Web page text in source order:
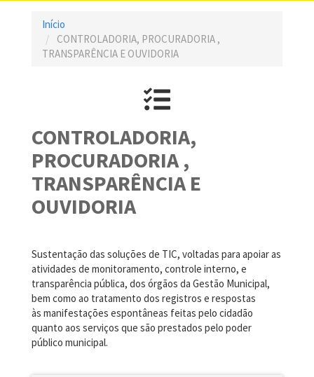
Início
CONTROLADORIA, PROCURADORIA ,
TRANSPARÊNCIA E OUVIDORIA
CONTROLADORIA,
PROCURADORIA ,
TRANSPARÊNCIA E
OUVIDORIA
Sustentação das soluções de TIC, voltadas para apoiar as
atividades de monitoramento, controle interno, e
transparência pública, dos órgãos da Gestão Municipal,
bem como ao tratamento dos registros e respostas
às manifestações espontâneas feitas pelo cidadão
quanto aos serviços que são prestados pelo poder
público municipal.